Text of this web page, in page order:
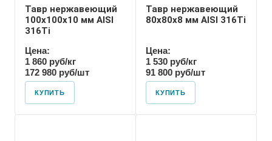
Тавр нержавеющий
100х100х10 мм AISI
316Ti
Цена:
1 860 руб/кг
172 980 руб/шт
КУПИТЬ
Тавр нержавеющий
80х80х8 мм AISI 316Ti
Цена:
1 530 руб/кг
91 800 руб/шт
КУПИТЬ